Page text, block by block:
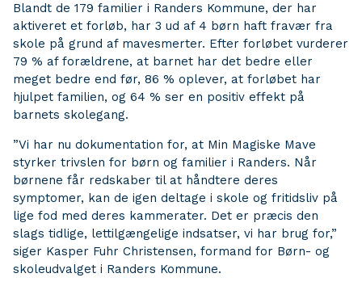
Blandt de 179 familier i Randers Kommune, der har
aktiveret et forløb, har 3 ud af 4 børn haft fravær fra
skole på grund af mavesmerter. Efter forløbet vurderer
79 % af forældrene, at barnet har det bedre eller
meget bedre end før, 86 % oplever, at forløbet har
hjulpet familien, og 64 % ser en positiv effekt på
barnets skolegang.
”Vi har nu dokumentation for, at Min Magiske Mave
styrker trivslen for børn og familier i Randers. Når
børnene får redskaber til at håndtere deres
symptomer, kan de igen deltage i skole og fritidsliv på
lige fod med deres kammerater. Det er præcis den
slags tidlige, lettilgængelige indsatser, vi har brug for,”
siger Kasper Fuhr Christensen, formand for Børn- og
skoleudvalget i Randers Kommune.